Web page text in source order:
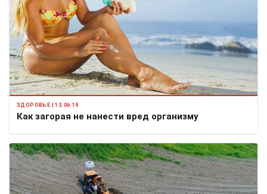
ЗДОРОВЬЕ | 13.06.19
Как загорая не нанести вред организму